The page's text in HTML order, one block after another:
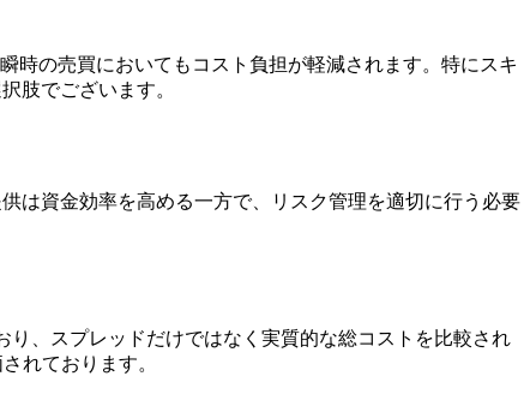
時の売買においてもコスト負担が軽減されます。特にスキ
肢でございます。
は資金効率を高める一方で、リスク管理を適切に行う必要
、スプレッドだけではなく実質的な総コストを比較され
れております。